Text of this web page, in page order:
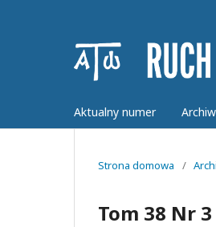
Aktualny numer
Strona domowa /
Tom 38 Nr